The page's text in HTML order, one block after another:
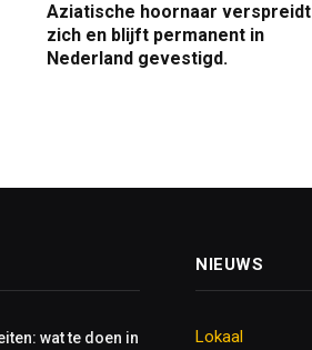
Aziatische hoornaar verspreidt
zich en blijft permanent in
Nederland gevestigd.
wat te doen in
NIEUWS
Lokaal